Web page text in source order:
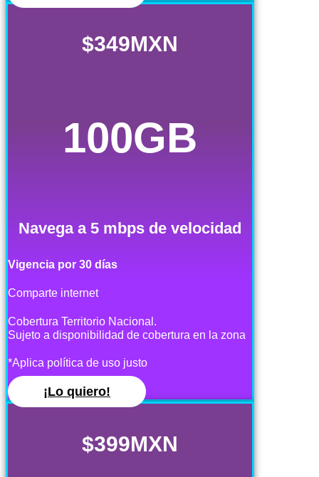
$349MXN
100GB
Navega a 5 mbps de velocidad
Vigencia por 30 días
Comparte internet
Cobertura Territorio Nacional.
Sujeto a disponibilidad de cobertura en la zona
*Aplica política de uso justo
¡Lo quiero!
$399MXN